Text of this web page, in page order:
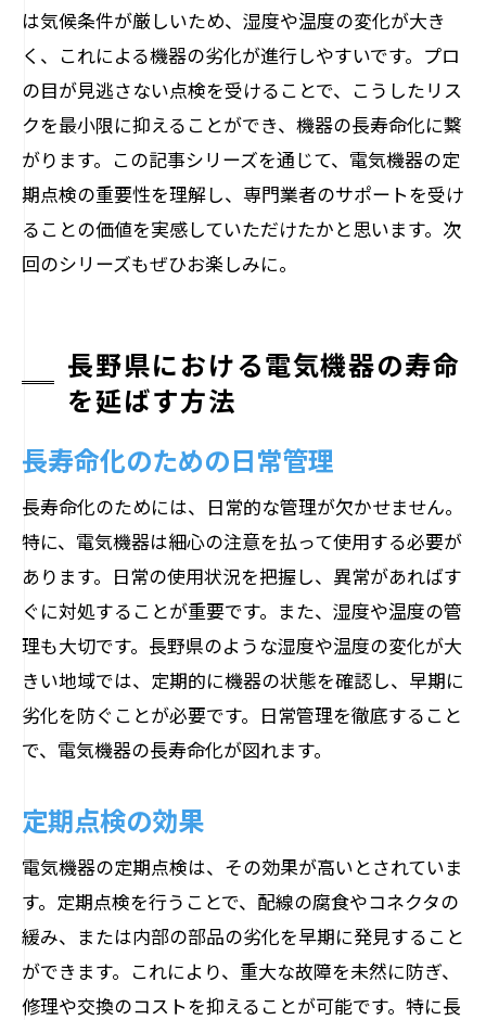
は気候条件が厳しいため、湿度や温度の変化が大き
く、これによる機器の劣化が進行しやすいです。プロ
の目が見逃さない点検を受けることで、こうしたリス
クを最小限に抑えることができ、機器の長寿命化に繋
がります。この記事シリーズを通じて、電気機器の定
期点検の重要性を理解し、専門業者のサポートを受け
ることの価値を実感していただけたかと思います。次
回のシリーズもぜひお楽しみに。
長野県における電気機器の寿命
を延ばす方法
長寿命化のための日常管理
長寿命化のためには、日常的な管理が欠かせません。
特に、電気機器は細心の注意を払って使用する必要が
あります。日常の使用状況を把握し、異常があればす
ぐに対処することが重要です。また、湿度や温度の管
理も大切です。長野県のような湿度や温度の変化が大
きい地域では、定期的に機器の状態を確認し、早期に
劣化を防ぐことが必要です。日常管理を徹底すること
で、電気機器の長寿命化が図れます。
定期点検の効果
電気機器の定期点検は、その効果が高いとされていま
す。定期点検を行うことで、配線の腐食やコネクタの
緩み、または内部の部品の劣化を早期に発見すること
ができます。これにより、重大な故障を未然に防ぎ、
修理や交換のコストを抑えることが可能です。特に長